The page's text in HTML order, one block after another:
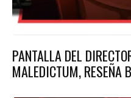
PANTALLA DEL
MALEDICTUM, RESEÑA